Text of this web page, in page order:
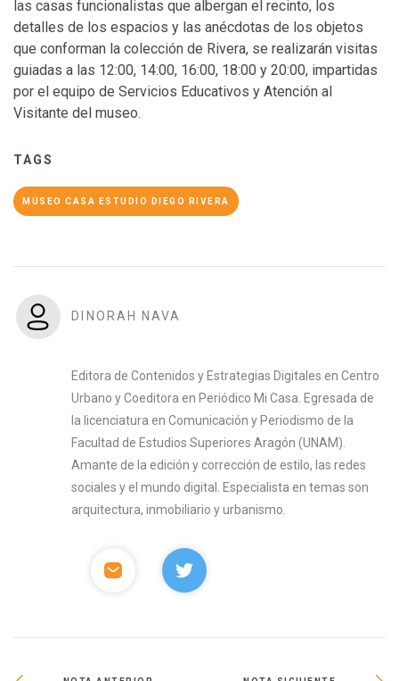
las casas funcionalistas que albergan el recinto, los
detalles de los espacios y las anécdotas de los objetos
que conforman la colección de Rivera, se realizarán visitas
guiadas a las 12:00, 14:00, 16:00, 18:00 y 20:00, impartidas
por el equipo de Servicios Educativos y Atención al
Visitante del museo.
TAGS
MUSEO CASA ESTUDIO DIEGO RIVERA
DINORAH NAVA
Editora de Contenidos y Estrategias Digitales en Centro
Urbano y Coeditora en Periódico Mi Casa. Egresada de
la licenciatura en Comunicación y Periodismo de la
Facultad de Estudios Superiores Aragón (UNAM).
Amante de la edición y corrección de estilo, las redes
sociales y el mundo digital. Especialista en temas son
arquitectura, inmobiliario y urbanismo.